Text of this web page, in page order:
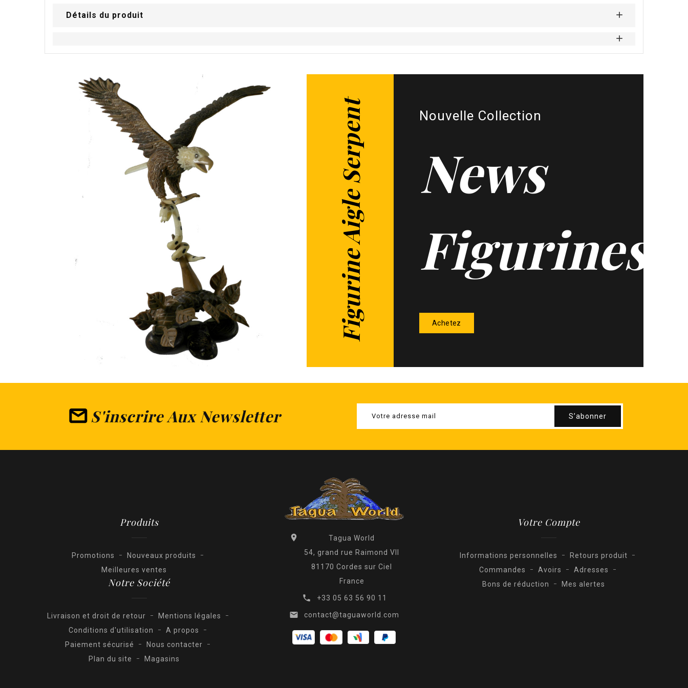
Détails du produit
Figurine Aigle Serpent Nouvelle Collection
News
Figurines
Achetez
S'inscrire Aux Newsletter
Produits
Promotions
Nouveaux produits
Meilleures ventes
Notre Société
Livraison et droit de retour
Mentions légales
Conditions d'utilisation
A propos
Paiement sécurisé
Nous contacter
Plan du site
Magasins
Votre Compte
Informations personnelles
Retours produit
Commandes
Avoirs
Adresses
Bons de réduction
Mes alertes

Tagua World
54, grand rue Raimond VII
81170 Cordes sur Ciel
France
 +33 05 63 56 90 11
 contact@taguaworld.com